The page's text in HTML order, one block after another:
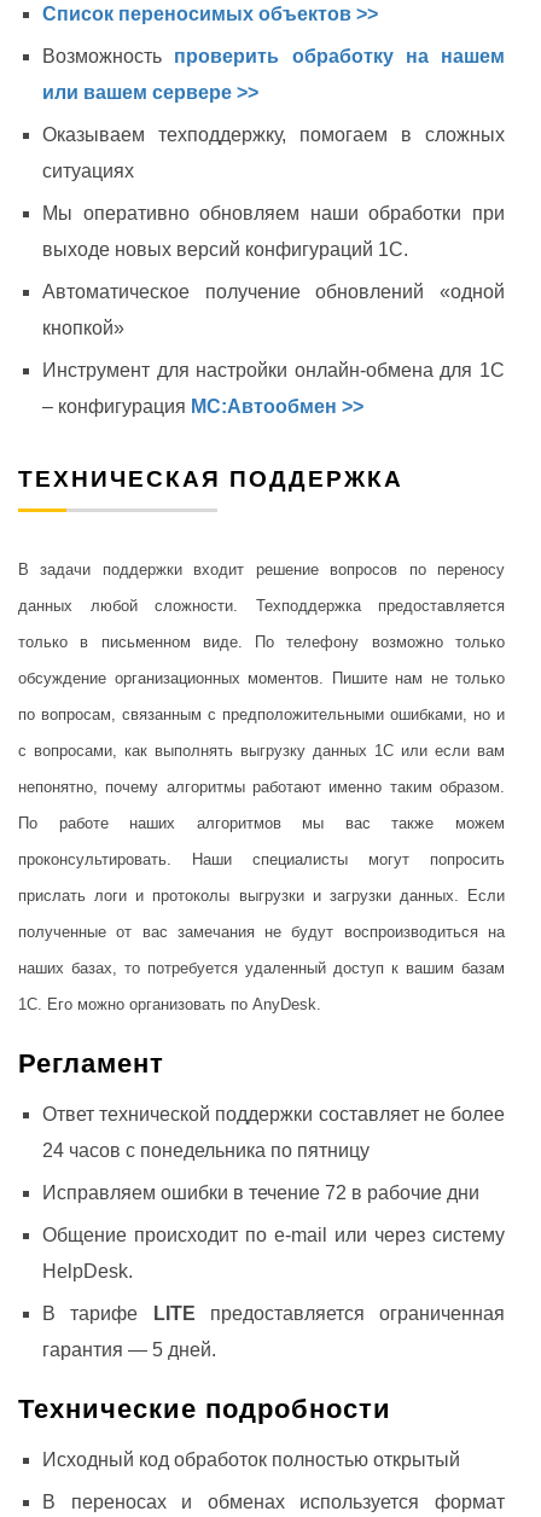
Список переносимых объектов >>
Возможность проверить обработку на нашем
или вашем сервере >>
Оказываем техподдержку, помогаем в сложных
ситуациях
Мы оперативно обновляем наши обработки при
выходе новых версий конфигураций 1C.
Автоматическое получение обновлений «одной
кнопкой»
Инструмент для настройки онлайн-обмена для 1С
– конфигурация МС:Автообмен >>
ТЕХНИЧЕСКАЯ ПОДДЕРЖКА
В задачи поддержки входит решение вопросов по переносу
данных любой сложности. Техподдержка предоставляется
только в письменном виде. По телефону возможно только
обсуждение организационных моментов. Пишите нам не только
по вопросам, связанным с предположительными ошибками, но и
с вопросами, как выполнять выгрузку данных 1С или если вам
непонятно, почему алгоритмы работают именно таким образом.
По работе наших алгоритмов мы вас также можем
проконсультировать. Наши специалисты могут попросить
прислать логи и протоколы выгрузки и загрузки данных. Если
полученные от вас замечания не будут воспроизводиться на
наших базах, то потребуется удаленный доступ к вашим базам
1С. Его можно организовать по AnyDesk.
Регламент
Ответ технической поддержки составляет не более
24 часов с понедельника по пятницу
Исправляем ошибки в течение 72 в рабочие дни
Общение происходит по e-mail или через систему
HelpDesk.
В тарифе LITE предоставляется ограниченная
гарантия — 5 дней.
Технические подробности
Исходный код обработок полностью открытый
В переносах и обменах используется формат